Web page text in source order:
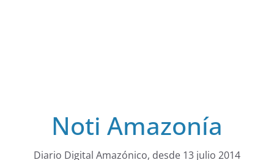
Noti Amazonía
Diario Digital Amazónico, desde 13 julio 2014